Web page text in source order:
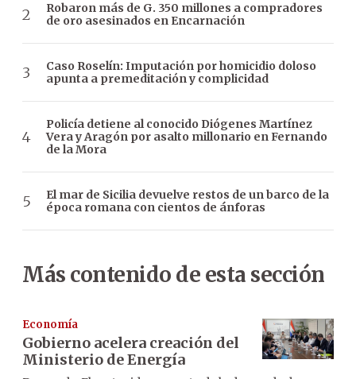
Robaron más de G. 350 millones a compradores
de oro asesinados en Encarnación
Caso Roselín: Imputación por homicidio doloso
apunta a premeditación y complicidad
Policía detiene al conocido Diógenes Martínez
Vera y Aragón por asalto millonario en Fernando
de la Mora
El mar de Sicilia devuelve restos de un barco de la
época romana con cientos de ánforas
Más contenido de esta sección
Economía
Gobierno acelera creación del
Ministerio de Energía